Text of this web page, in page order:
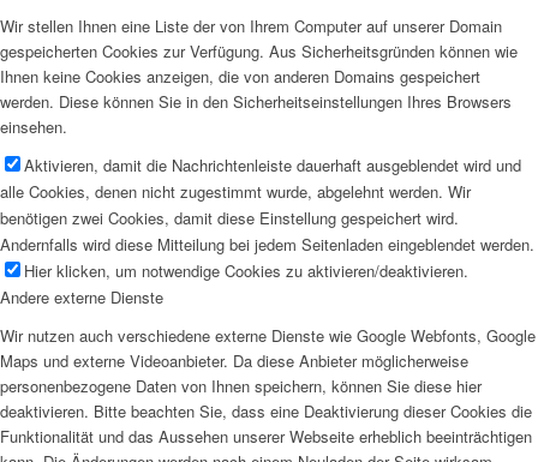
Wir stellen Ihnen eine Liste der von Ihrem Computer auf unserer Domain
gespeicherten Cookies zur Verfügung. Aus Sicherheitsgründen können wie
Ihnen keine Cookies anzeigen, die von anderen Domains gespeichert
werden. Diese können Sie in den Sicherheitseinstellungen Ihres Browsers
einsehen.
Aktivieren, damit die Nachrichtenleiste dauerhaft ausgeblendet wird und
alle Cookies, denen nicht zugestimmt wurde, abgelehnt werden. Wir
benötigen zwei Cookies, damit diese Einstellung gespeichert wird.
Andernfalls wird diese Mitteilung bei jedem Seitenladen eingeblendet werden.
Hier klicken, um notwendige Cookies zu aktivieren/deaktivieren.
Andere externe Dienste
Wir nutzen auch verschiedene externe Dienste wie Google Webfonts, Google
Maps und externe Videoanbieter. Da diese Anbieter möglicherweise
personenbezogene Daten von Ihnen speichern, können Sie diese hier
deaktivieren. Bitte beachten Sie, dass eine Deaktivierung dieser Cookies die
Funktionalität und das Aussehen unserer Webseite erheblich beeinträchtigen